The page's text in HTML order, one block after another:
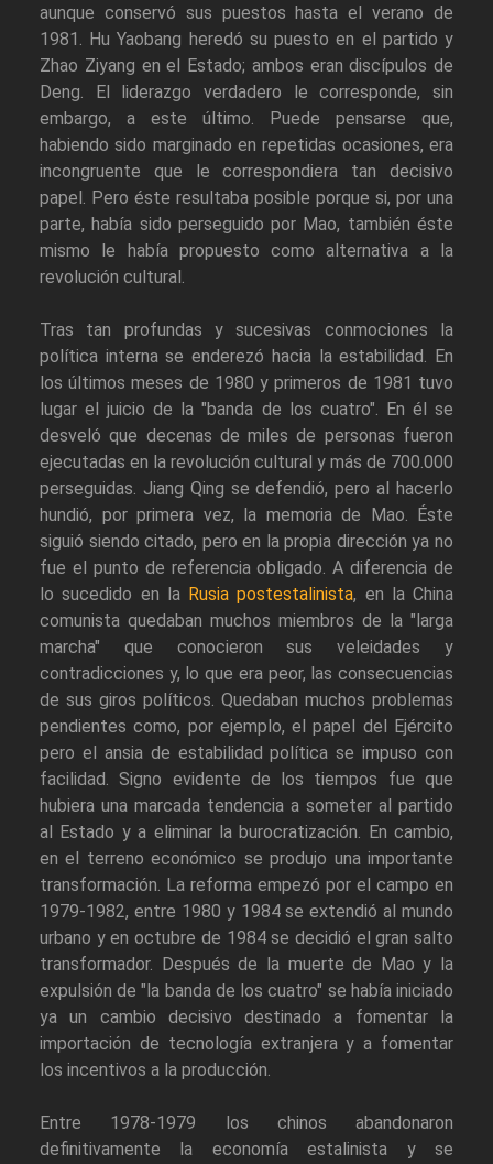
aunque conservó sus puestos hasta el verano de
1981. Hu Yaobang heredó su puesto en el partido y
Zhao Ziyang en el Estado; ambos eran discípulos de
Deng. El liderazgo verdadero le corresponde, sin
embargo, a este último. Puede pensarse que,
habiendo sido marginado en repetidas ocasiones, era
incongruente que le correspondiera tan decisivo
papel. Pero éste resultaba posible porque si, por una
parte, había sido perseguido por Mao, también éste
mismo le había propuesto como alternativa a la
revolución cultural.
Tras tan profundas y sucesivas conmociones la
política interna se enderezó hacia la estabilidad. En
los últimos meses de 1980 y primeros de 1981 tuvo
lugar el juicio de la "banda de los cuatro". En él se
desveló que decenas de miles de personas fueron
ejecutadas en la revolución cultural y más de 700.000
perseguidas. Jiang Qing se defendió, pero al hacerlo
hundió, por primera vez, la memoria de Mao. Éste
siguió siendo citado, pero en la propia dirección ya no
fue el punto de referencia obligado. A diferencia de
lo sucedido en la Rusia postestalinista, en la China
comunista quedaban muchos miembros de la "larga
marcha" que conocieron sus veleidades y
contradicciones y, lo que era peor, las consecuencias
de sus giros políticos. Quedaban muchos problemas
pendientes como, por ejemplo, el papel del Ejército
pero el ansia de estabilidad política se impuso con
facilidad. Signo evidente de los tiempos fue que
hubiera una marcada tendencia a someter al partido
al Estado y a eliminar la burocratización. En cambio,
en el terreno económico se produjo una importante
transformación. La reforma empezó por el campo en
1979-1982, entre 1980 y 1984 se extendió al mundo
urbano y en octubre de 1984 se decidió el gran salto
transformador. Después de la muerte de Mao y la
expulsión de "la banda de los cuatro" se había iniciado
ya un cambio decisivo destinado a fomentar la
importación de tecnología extranjera y a fomentar
los incentivos a la producción.
Entre 1978-1979 los chinos abandonaron
definitivamente la economía estalinista y se